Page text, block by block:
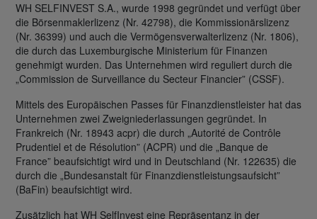
WH SELFINVEST S.A., wurde 1998 gegründet und verfügt über
die Börsenmaklerlizenz (Nr. 42798), die Kommissionärslizenz
(Nr. 36399) und auch die Vermögensverwalterlizenz (Nr. 1806),
die durch das Luxemburgische Ministerium für Finanzen
genehmigt wurden. Das Unternehmen wird reguliert durch die
„Commission de Surveillance du Secteur Financier” (CSSF).
Mittels des Europäischen Passes für Finanzdienstleister hat das
Unternehmen zwei Zweigniederlassungen gegründet. In
Frankreich (Nr. 18943 acpr) die durch „Autorité de Contrôle
Prudentiel et de Résolution” (ACPR) und die „Banque de
France” beaufsichtigt wird und in Deutschland (Nr. 122635) die
durch die „Bundesanstalt für Finanzdienstleistungsaufsicht”
(BaFin) beaufsichtigt wird.
Zusätzlich hat WH SelfInvest eine Repräsentanz in der